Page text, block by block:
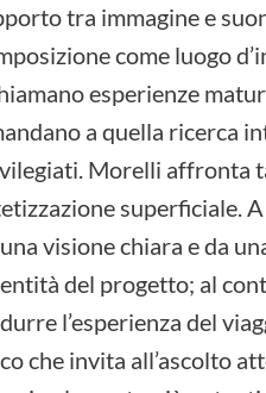
tra immagine e
come luogo
esperienze
a quella ricerca
Morelli affronta
superficiale.
visione chiara e da
del progetto; al
l’esperienza del
che invita all’ascolto